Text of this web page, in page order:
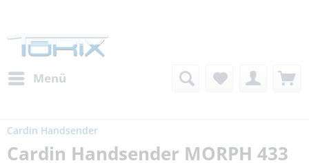
Menü
Cardin Handsender
Cardin Handsender MORPH 433